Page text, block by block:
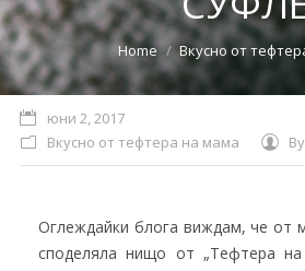
Blog
Photo Cafe
Retro Camera
You are here:
Home Вкусно от
юни 2, 2017
Вкусно от тефтера на мама
By
Оглеждайки блога виждам, че от
споделяла нищо от „Тефтера